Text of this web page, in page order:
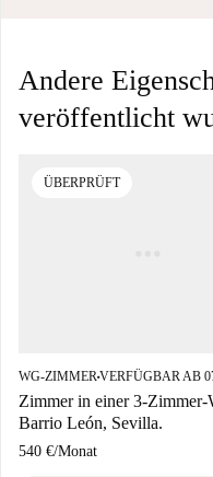
Andere
veröffentlicht
ÜBERPRÜFT
WG-ZIMMER■VERFÜGBAR AB
Zimmer in einer 3-
Barrio León, Sevilla.
540 €/Monat